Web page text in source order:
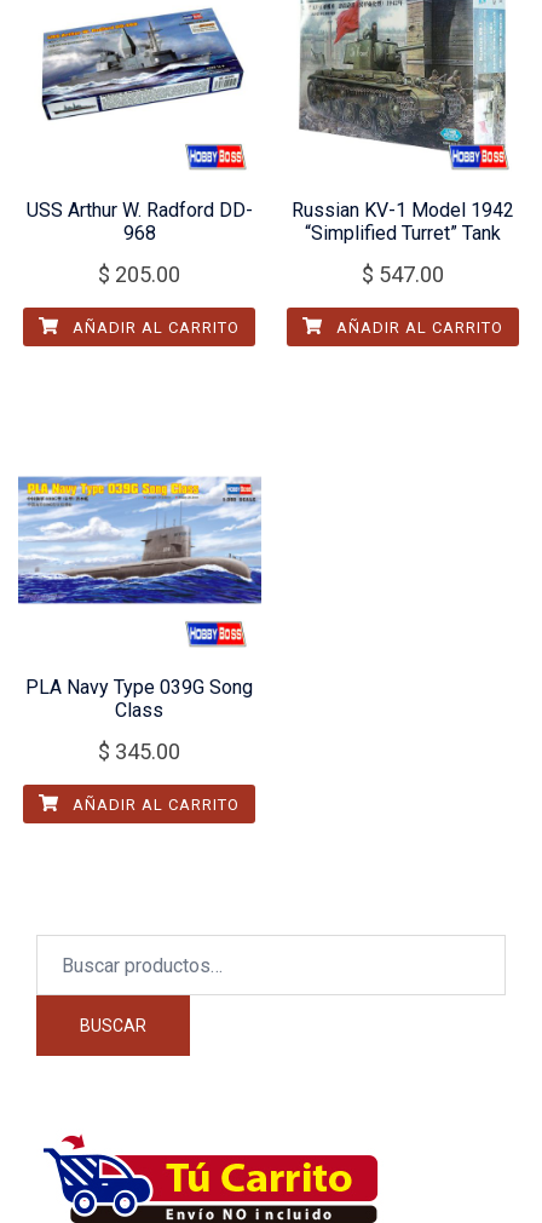
USS Arthur W. Radford DD-
968
$ 205.00
AÑADIR AL CARRITO
Russian KV-1 Model 1942
“Simplified Turret” Tank
$ 547.00
AÑADIR AL CARRITO
PLA Navy Type 039G Song
Class
$ 345.00
AÑADIR AL CARRITO
BUSCAR